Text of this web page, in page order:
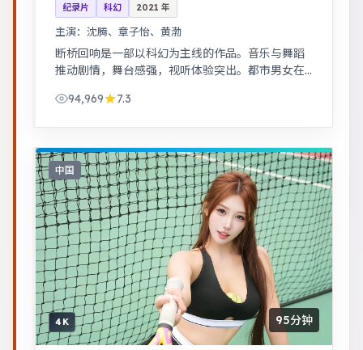
纪录片 科幻 2021 年
主演： 沈腾、章子怡、黄渤
断桥回响是一部以科幻为主线的作品。音乐与舞蹈
推动剧情，舞台感强，视听体验突出。都市男女在
94,969
7.3
中国
4K 95分钟